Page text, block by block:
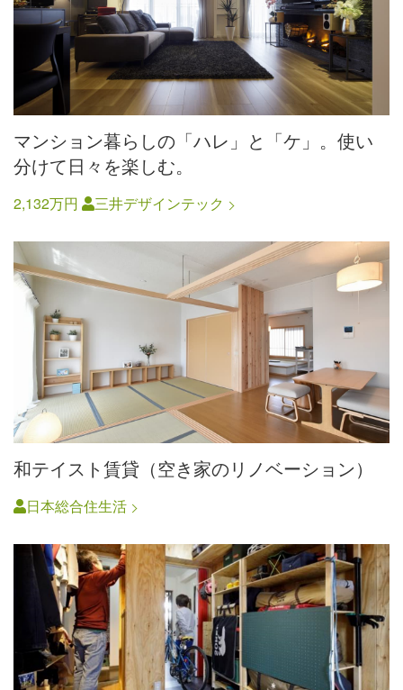
マンション暮らしの「ハレ」と「ケ」。使い
分けて日々を楽しむ。
2,132万円 三井デザインテック
和テイスト賃貸（空き家のリノベーション）
日本総合住生活